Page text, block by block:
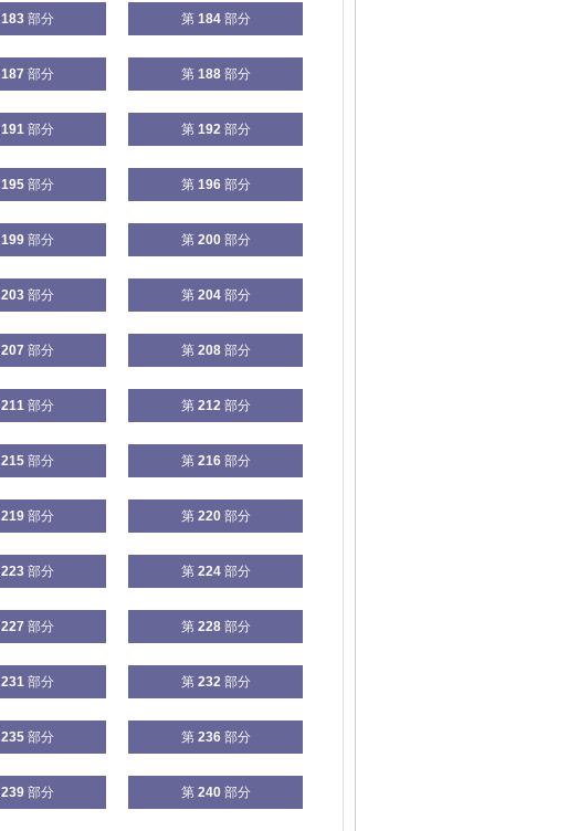
183部分 第 184部分
187 部分 第 188部分
191部分 第 192部分
195部分 第 196部分
199部分 第 200部分
203部分 第 204部分
207 部分 第 208部分
211部分 第 212部分
215部分 第 216部分
219部分 第 220部分
223部分 第 224部分
227 部分 第 228部分
231部分 第 232部分
235部分 第 236部分
239部分 第 240部分